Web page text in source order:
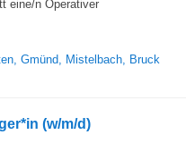
eine/n Operativer
Gmünd, Mistelbach, Bruck
(w/m/d)